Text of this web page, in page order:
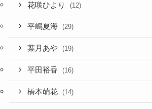
花咲ひより (12)
平嶋夏海 (29)
葉月あや (19)
平田裕香 (16)
橋本萌花 (14)